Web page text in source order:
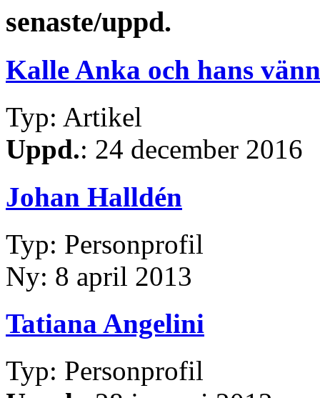
senaste/uppd.
Kalle Anka och hans
Typ: Artikel
Uppd.: 24 december 2016
Johan Halldén
Typ: Personprofil
Ny: 8 april 2013
Tatiana Angelini
Typ: Personprofil